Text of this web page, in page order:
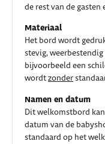
de rest van de
Materiaal
Het bord wordt
stevig,
bijvoorbeeld een
wordtzonder
Namen en datum
Dit welkomstbord
datum van de
standaard op het